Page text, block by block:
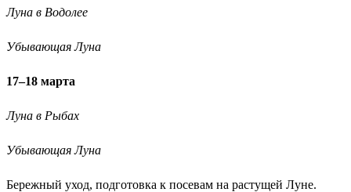
Луна в Водолее
Убывающая Луна
17–18 марта
Луна в Рыбах
Убывающая Луна
Бережный уход, подготовка к посевам на растущей Луне.